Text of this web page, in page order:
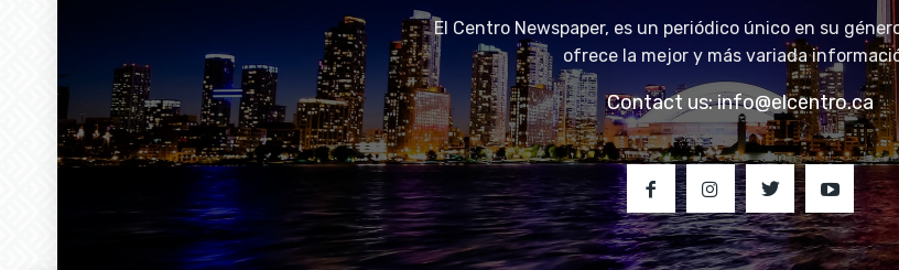
El Centro Newspaper, es un periódico único en su
ofrece la mejor y más variada
Contact us:info@elcentro.ca